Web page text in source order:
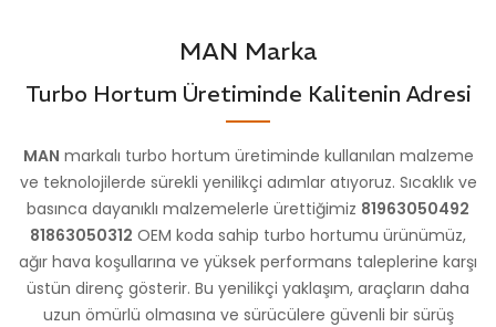
MAN Marka
Turbo Hortum Üretiminde Kalitenin Adresi
MAN markalı turbo hortum üretiminde kullanılan malzeme
ve teknolojilerde sürekli yenilikçi adımlar atıyoruz. Sıcaklık ve
basınca dayanıklı malzemelerle ürettiğimiz 81963050492
81863050312 OEM koda sahip turbo hortumu ürünümüz,
ağır hava koşullarına ve yüksek performans taleplerine karşı
üstün direnç gösterir. Bu yenilikçi yaklaşım, araçların daha
uzun ömürlü olmasına ve sürücülere güvenli bir sürüş